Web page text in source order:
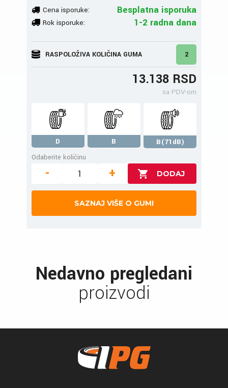
Cena isporuke: Besplatna isporuka
Rok isporuke: 1-2 radna dana
RASPOLOŽIVA KOLIČINA GUMA 2
13.138 RSD
sa PDV-om
D B
B(71dB)
Odaberite količinu
- +
SAZNAJ VIŠE O GUMI
Nedavno pregledani
proizvodi